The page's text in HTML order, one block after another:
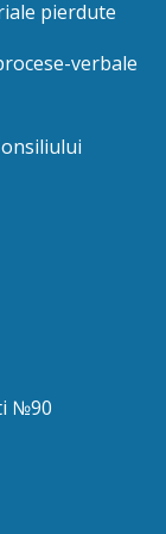
pierdute
verbale
№90